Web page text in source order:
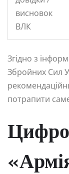
висновок
ВЛК
Згідно з
Збройних Сил
потрапити